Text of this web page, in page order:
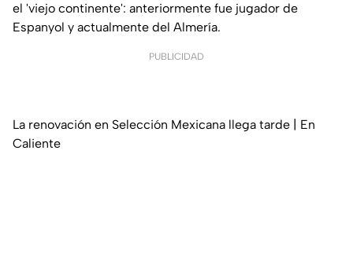
el 'viejo continente': anteriormente fue jugador de
Espanyol y actualmente del Almería.
PUBLICIDAD
La renovación en Selección Mexicana llega tarde | En
Caliente